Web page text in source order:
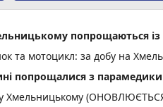
попрощаються
та мотоцикл: за добу на
попрощалися з
Хмельницькому